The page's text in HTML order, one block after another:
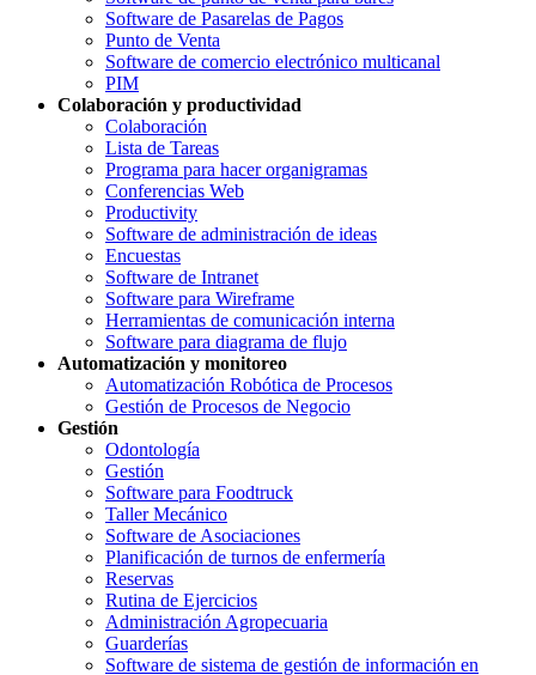
Software de Pasarelas de Pagos
Punto de Venta
Software de comercio electrónico multicanal
PIM
Colaboración y productividad
Colaboración
Lista de Tareas
Programa para hacer organigramas
Conferencias Web
Productivity
Software de administración de ideas
Encuestas
Software de Intranet
Software para Wireframe
Herramientas de comunicación interna
Software para diagrama de flujo
Automatización y monitoreo
Automatización Robótica de Procesos
Gestión de Procesos de Negocio
Gestión
Odontología
Gestión
Software para Foodtruck
Taller Mecánico
Software de Asociaciones
Planificación de turnos de enfermería
Reservas
Rutina de Ejercicios
Administración Agropecuaria
Guarderías
Software de sistema de gestión de información en